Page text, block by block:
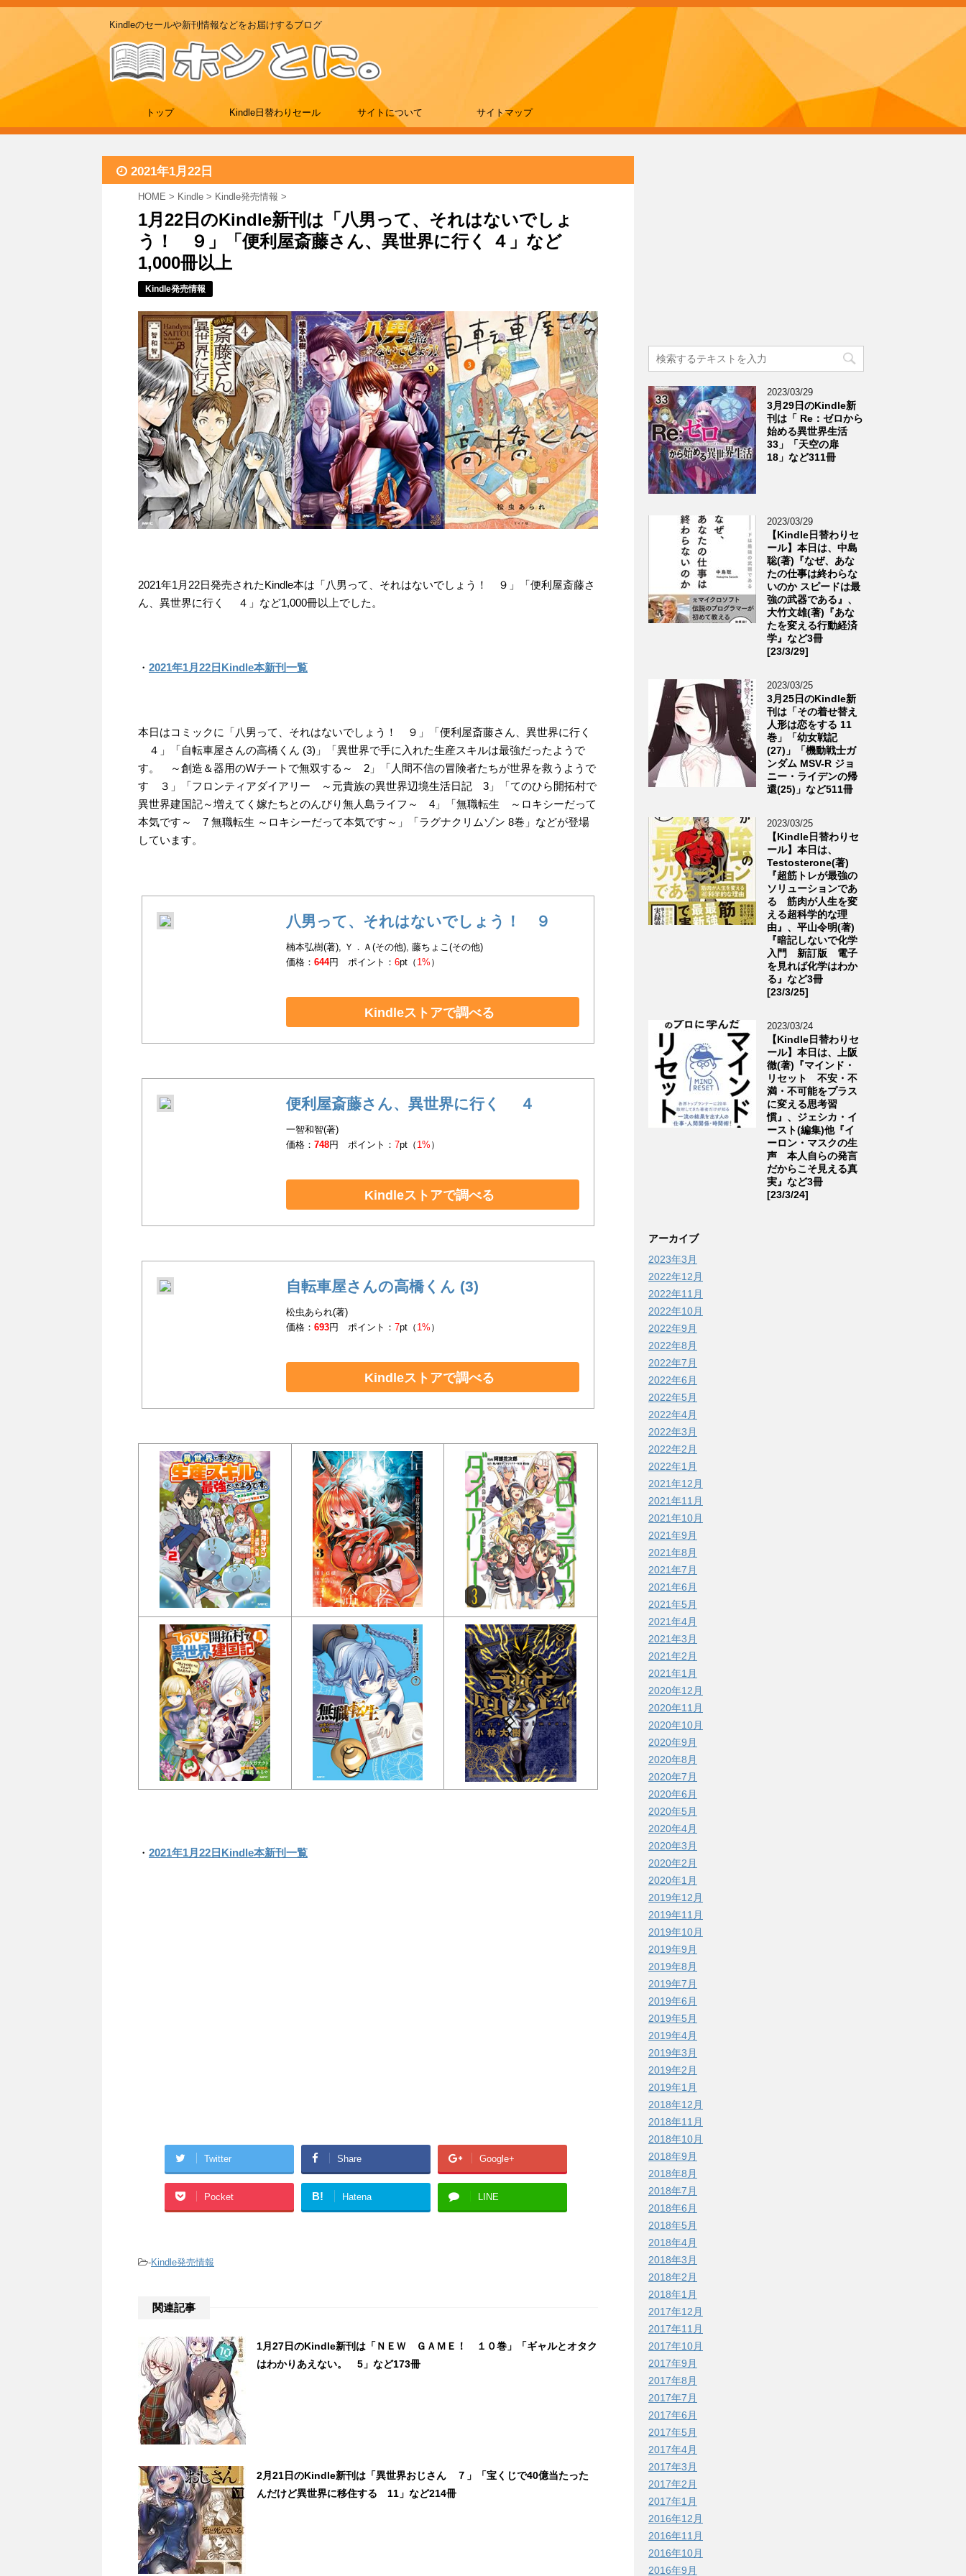
Kindleのセールや新刊情報などをお届けするブログ
トップ Kindle日替わりセール サイトについて サイトマップ
2021年1月22日
HOME > Kindle > Kindle発売情報 >
1月22日のKindle新刊は「八男って、それはないでしょ
う！ ９」「便利屋斎藤さん、異世界に行く ４」など
1,000冊以上
Kindle発売情報
2021年1月22日発売されたKindle本は「八男って、それはないでしょう！ ９」「便利屋斎藤さ
ん、異世界に行く ４」など1,000冊以上でした。
・ 2021年1月22日Kindle本新刊一覧
本日はコミックに「八男って、それはないでしょう！ ９」「便利屋斎藤さん、異世界に行く
４」「自転車屋さんの高橋くん (3)」「異世界で手に入れた生産スキルは最強だったようで
す。 ～創造＆器用のWチートで無双する～ 2」「人間不信の冒険者たちが世界を救うようで
す ３」「フロンティアダイアリー ～元貴族の異世界辺境生活日記 3」「てのひら開拓村で
異世界建国記～増えてく嫁たちとのんびり無人島ライフ～ 4」「無職転生 ～ロキシーだって
本気です～ 7 無職転生 ～ロキシーだって本気です～」「ラグナクリムゾン 8巻」などが登場
しています。
八男って、それはないでしょう！ ９
楠本弘樹(著), Ｙ．Ａ(その他), 藤ちょこ(その他)
価格：644円 ポイント：6pt（ 1% ）
Kindleストアで調べる
便利屋斎藤さん、異世界に行く ４
一智和智(著)
価格：748円 ポイント：7pt（ 1% ）
Kindleストアで調べる
自転車屋さんの高橋くん (3)
松虫あられ(著)
価格：693円 ポイント：7pt（ 1% ）
Kindleストアで調べる
・ 2021年1月22日Kindle本新刊一覧
Twitter Share Google+
Pocket B! Hatena LINE
-Kindle発売情報
関連記事
1月27日のKindle新刊は「ＮＥＷ ＧＡＭＥ！ １０巻」「ギャルとオタク
はわかりあえない。 5」など173冊
2月21日のKindle新刊は「異世界おじさん ７」「宝くじで40億当たった
んだけど異世界に移住する 11」など214冊
2023/03/29
3月29日のKindle新
刊は「 Re：ゼロから
始める異世界生活
33」「天空の扉
18」など311冊
2023/03/29
【Kindle日替わりセ
ール】本日は、中島
聡(著)『なぜ、あな
たの仕事は終わらな
いのか スピードは最
強の武器である』、
大竹文雄(著)『あな
たを変える行動経済
学』など3冊
[23/3/29]
2023/03/25
3月25日のKindle新
刊は「その着せ替え
人形は恋をする 11
巻」「幼女戦記
(27)」「機動戦士ガ
ンダム MSV-R ジョ
ニー・ライデンの帰
還(25)」など511冊
2023/03/25
【Kindle日替わりセ
ール】本日は、
Testosterone(著)
『超筋トレが最強の
ソリューションであ
る 筋肉が人生を変
える超科学的な理
由』、平山令明(著)
『暗記しないで化学
入門 新訂版 電子
を見れば化学はわか
る』など3冊
[23/3/25]
2023/03/24
【Kindle日替わりセ
ール】本日は、上阪
徹(著)『マインド・
リセット 不安・不
満・不可能をプラス
に変える思考習
慣』、ジェシカ・イ
ースト(編集)他『イ
ーロン・マスクの生
声 本人自らの発言
だからこそ見える真
実』など3冊
[23/3/24]
アーカイブ
2023年3月
2022年12月
2022年11月
2022年10月
2022年9月
2022年8月
2022年7月
2022年6月
2022年5月
2022年4月
2022年3月
2022年2月
2022年1月
2021年12月
2021年11月
2021年10月
2021年9月
2021年8月
2021年7月
2021年6月
2021年5月
2021年4月
2021年3月
2021年2月
2021年1月
2020年12月
2020年11月
2020年10月
2020年9月
2020年8月
2020年7月
2020年6月
2020年5月
2020年4月
2020年3月
2020年2月
2020年1月
2019年12月
2019年11月
2019年10月
2019年9月
2019年8月
2019年7月
2019年6月
2019年5月
2019年4月
2019年3月
2019年2月
2019年1月
2018年12月
2018年11月
2018年10月
2018年9月
2018年8月
2018年7月
2018年6月
2018年5月
2018年4月
2018年3月
2018年2月
2018年1月
2017年12月
2017年11月
2017年10月
2017年9月
2017年8月
2017年7月
2017年6月
2017年5月
2017年4月
2017年3月
2017年2月
2017年1月
2016年12月
2016年11月
2016年10月
2016年9月